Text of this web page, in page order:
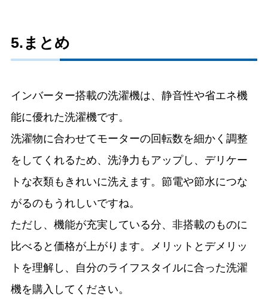
5.まとめ
インバーター搭載の洗濯機は、静音性や省エネ機
能に優れた洗濯機です。
洗濯物に合わせてモーターの回転数を細かく調整
をしてくれるため、洗浄力もアップし、デリケー
トな衣類もきれいに洗えます。節電や節水につな
がるのもうれしいですね。
ただし、機能が充実している分、非搭載のものに
比べると価格が上がります。メリットとデメリッ
トを理解し、自分のライフスタイルに合った洗濯
機を購入してください。